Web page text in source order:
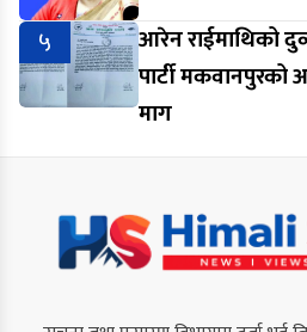
५
आरेन राईमाथिको
पार्टी मकवानपुरको
माग